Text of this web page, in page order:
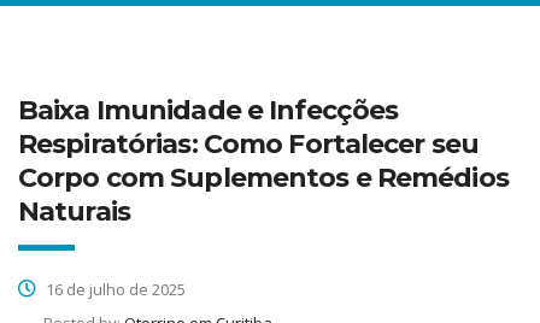
Baixa Imunidade e Infecções
Respiratórias: Como Fortalecer seu
Corpo com Suplementos e Remédios
Naturais
16 de julho de 2025